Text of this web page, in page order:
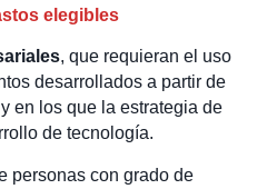
gastos elegibles
, que requieran el uso
desarrollados a partir de
y en los que la estrategia de
de tecnología.
personas con grado de